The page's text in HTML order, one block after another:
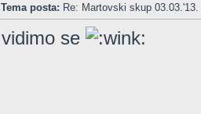
Tema posta: Re: Martovski skup
vidimo se